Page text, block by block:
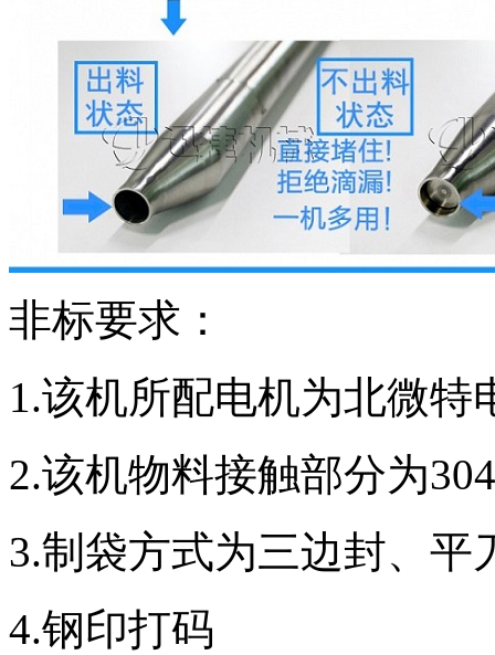
非标要求：
1.该机所配电机为北微
2.该机物料接触部分为
3.制袋方式为三边封、平
4.钢印打码